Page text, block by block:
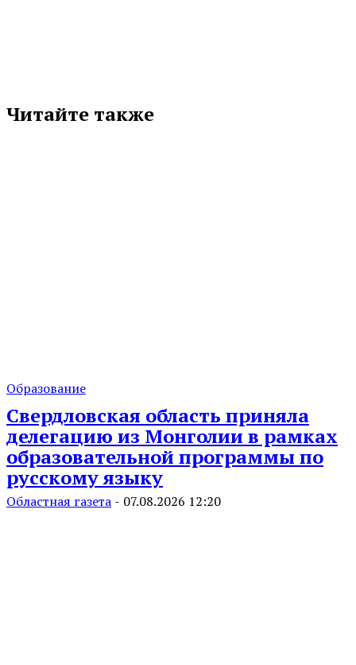
Читайте также
Образование
Свердловская область приняла
делегацию из Монголии в рамках
образовательной программы по
русскому языку
Областная газета - 07.08.2026 12:20